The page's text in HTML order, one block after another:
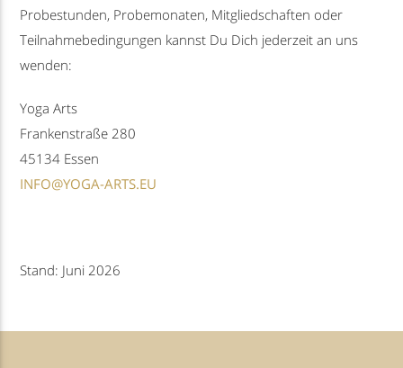
Probestunden, Probemonaten, Mitgliedschaften oder
Teilnahmebedingungen kannst Du Dich jederzeit an uns
wenden:
Yoga Arts
Frankenstraße 280
45134 Essen
INFO@YOGA-ARTS.EU
Stand: Juni 2026